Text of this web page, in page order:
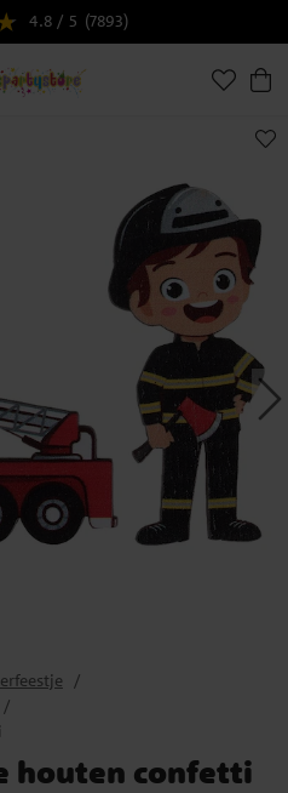
4.8 / 5 (7893)
houten confetti